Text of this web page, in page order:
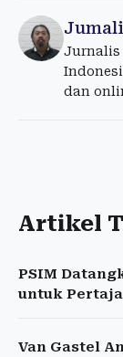
Jumali
Jurnalis
dan
Artikel
PSIM
untuk
Van Gastel